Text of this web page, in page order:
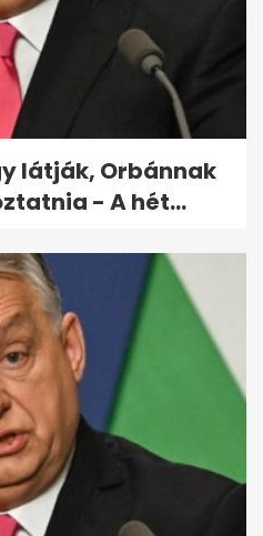
jelölt:
észrevett
látják, Orbánnak
- A hét...